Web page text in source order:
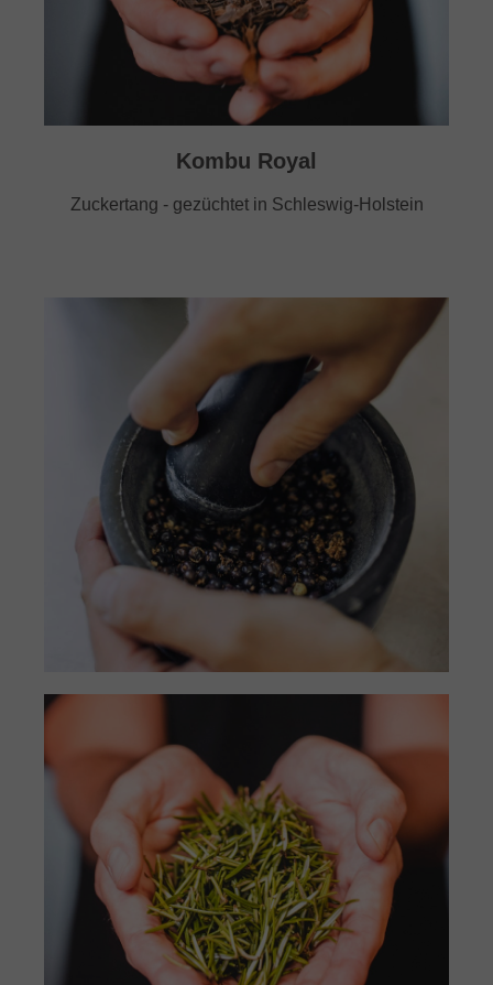
Kombu Royal
Zuckertang - gezüchtet in Schleswig-Holstein